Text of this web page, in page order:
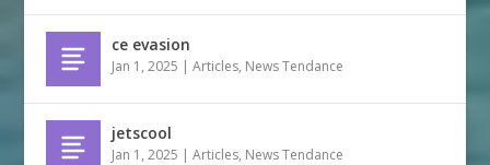
ce evasion
Jan 1, 2025 |Articles, News Tendance
jetscool
Jan 1, 2025 |Articles, News Tendance